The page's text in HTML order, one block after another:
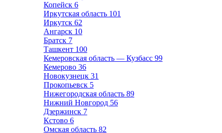
Копейск 6
Иркутская область 101
Иркутск 62
Ангарск 10
Братск 7
Ташкент 100
Кемеровская область — Кузбасс 99
Кемерово 36
Новокузнецк 31
Прокопьевск 5
Нижегородская область 89
Нижний Новгород 56
Дзержинск 7
Кстово 6
Омская область 82